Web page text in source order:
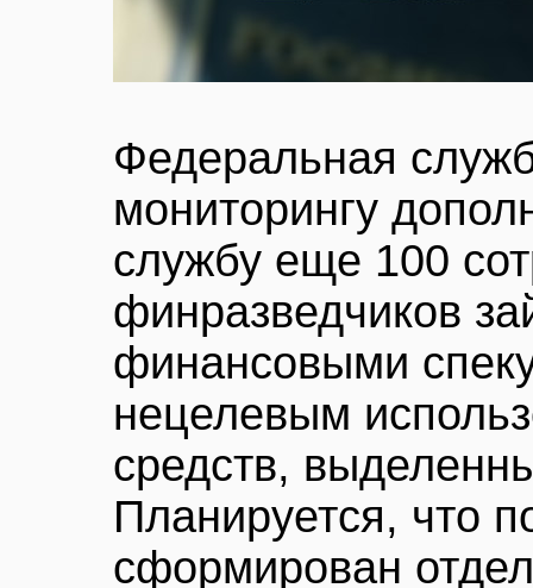
Федеральная
мониторингу
службу еще 100
финразведчиков
финансовыми
нецелевым
средств,
Планируется, что
сформирован